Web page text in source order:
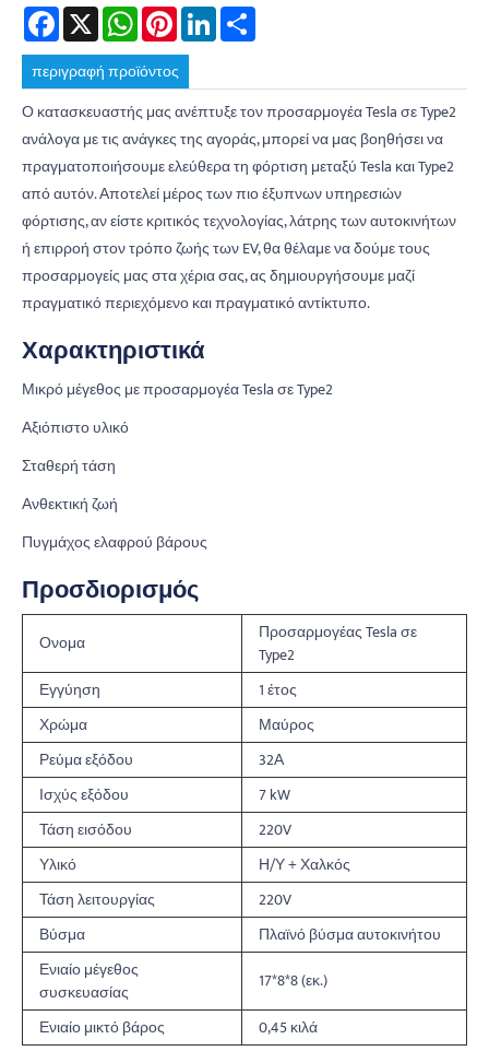
Facebook
X WhatsAppPinterestLinkedIn
περιγραφή προϊόντος
Ο κατασκευαστής μας ανέπτυξε τον προσαρμογέα Tesla σε Type2
ανάλογα με τις ανάγκες της αγοράς, μπορεί να μας βοηθήσει να
πραγματοποιήσουμε ελεύθερα τη φόρτιση μεταξύ Tesla και Type2
από αυτόν. Αποτελεί μέρος των πιο έξυπνων υπηρεσιών
φόρτισης, αν είστε κριτικός τεχνολογίας, λάτρης των αυτοκινήτων
ή επιρροή στον τρόπο ζωής των EV, θα θέλαμε να δούμε τους
προσαρμογείς μας στα χέρια σας, ας δημιουργήσουμε μαζί
πραγματικό περιεχόμενο και πραγματικό αντίκτυπο.
Χαρακτηριστικά
Μικρό μέγεθος με προσαρμογέα Tesla σε Type2
Αξιόπιστο υλικό
Σταθερή τάση
Ανθεκτική ζωή
Πυγμάχος ελαφρού βάρους
Προσδιορισμός
Ονομα
Προσαρμογέας Tesla σε
Type2
Εγγύηση
1 έτος
Χρώμα
Μαύρος
Ρεύμα εξόδου
32Α
Ισχύς εξόδου
7 kW
Τάση εισόδου
220V
Υλικό
Η/Υ + Χαλκός
Τάση λειτουργίας
220V
Βύσμα
Πλαϊνό βύσμα αυτοκινήτου
Ενιαίο μέγεθος
συσκευασίας
17*8*8 (εκ.)
Ενιαίο μικτό βάρος
0,45 κιλά